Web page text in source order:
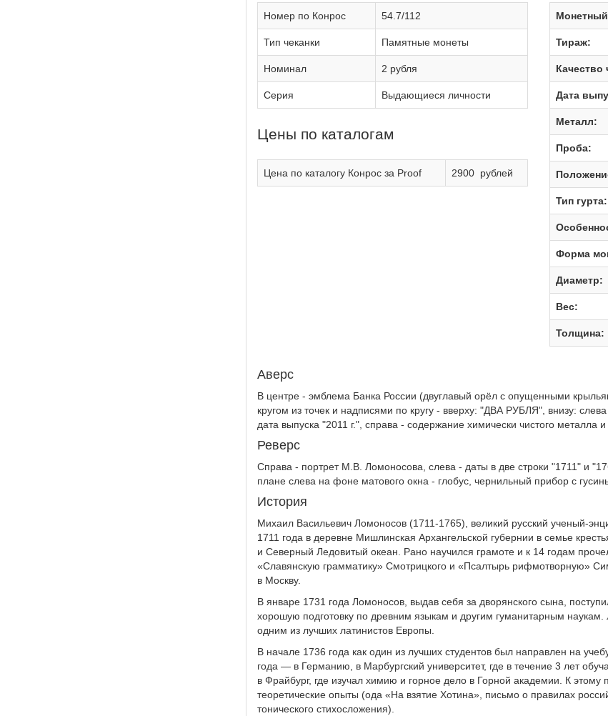
Номер по Конрос 54.7/112
Тип чеканки Памятные монеты
Номинал 2 рубля
Серия Выдающиеся личности
Цены по каталогам
Цена по каталогу Конрос за Proof 2900 рублей
Тираж:
Качество
Дата
Металл:
Проба:
Тип гурта:
Форма
Диаметр:
Вес:
Толщина:
Аверс
В центре - эмблема Банка России (двуглавый орёл с опущенными
кругом из точек и надписями по кругу - вверху: "ДВА РУБЛЯ", внизу:
дата выпуска "2011 г.", справа - содержание химически чистого металла
Реверс
Справа - портрет М.В. Ломоносова, слева - даты в две строки "1711" и
плане слева на фоне матового окна - глобус, чернильный прибор с
История
Михаил Васильевич Ломоносов (1711-1765),
великий русский ученый-
1711 года в деревне Мишлинская Архангельской губернии в семье
и Северный Ледовитый океан. Рано научился грамоте и к 14 годам
«Славянскую грамматику» Смотрицкого и «Псалтырь рифмотворную»
в Москву.
В январе 1731 года Ломоносов, выдав себя за дворянского сына,
хорошую подготовку по древним языкам и другим гуманитарным
одним из лучших латинистов Европы.
В начале 1736 года как один из лучших студентов был направлен на
года — в Германию, в Марбургский университет, где в течение 3 лет
в Фрайбург, где изучал химию и горное дело в Горной академии. К этому
теоретические опыты (ода «На взятие Хотина», письмо о правилах
тонического стихосложения).